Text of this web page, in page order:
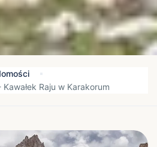
Raju w Karakorum